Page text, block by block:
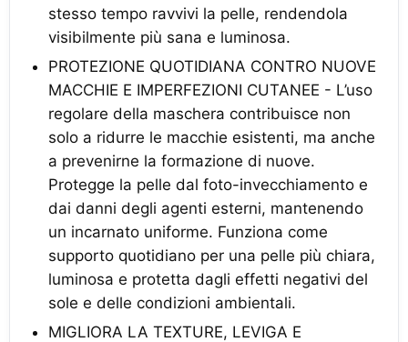
stesso tempo ravvivi la pelle, rendendola
visibilmente più sana e luminosa.
PROTEZIONE QUOTIDIANA CONTRO NUOVE
MACCHIE E IMPERFEZIONI CUTANEE - L’uso
regolare della maschera contribuisce non
solo a ridurre le macchie esistenti, ma anche
a prevenirne la formazione di nuove.
Protegge la pelle dal foto-invecchiamento e
dai danni degli agenti esterni, mantenendo
un incarnato uniforme. Funziona come
supporto quotidiano per una pelle più chiara,
luminosa e protetta dagli effetti negativi del
sole e delle condizioni ambientali.
MIGLIORA LA TEXTURE, LEVIGA E